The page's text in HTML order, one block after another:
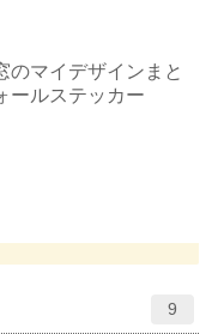
のマイデザインまと
ールステッカー
9